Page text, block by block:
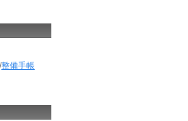
/整備手帳